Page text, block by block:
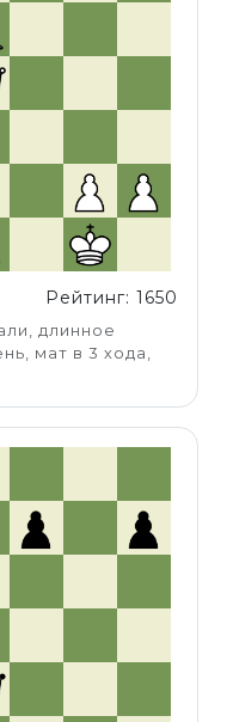
Рейтинг: 1650
длинное
мат в 3 хода,